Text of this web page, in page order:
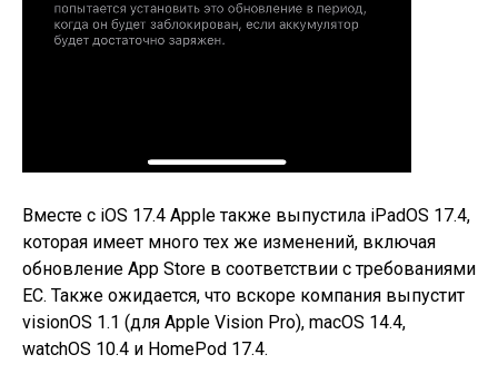
Вместе с iOS 17.4 Apple также выпустила iPadOS 17.4,
которая имеет много тех же изменений, включая
обновление App Store в соответствии с требованиями
ЕС. Также ожидается, что вскоре компания выпустит
visionOS 1.1 (для Apple Vision Pro), macOS 14.4,
watchOS 10.4 и HomePod 17.4.